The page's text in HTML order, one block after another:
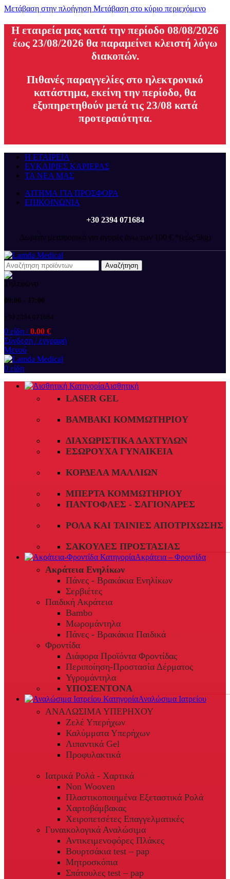
Μετάβαση στην πλοήγηση Μετάβαση στο κύριο περιεχόμενο
H εταιρεία μας κατά την περίοδο 08/08/2026
έως 23/08/2026 θα παραμείνει κλειστή λόγω
διακοπών.
Πιθανές παραγγελίες στο ηλεκτρονικό
κατάστημα, εκείνη την περίοδο, θα
εξυπηρετηθούν μετά τις 23/08 κατά
προτεραιότητα.
Η ΕΤΑΙΡΕΙΑ
ΕΥΚΑΙΡΙΕΣ ΚΑΡΙΕΡΑΣ
ΤΑ ΝΕΑ ΜΑΣ
ΑΙΤΗΜΑ ΓΙΑ ΠΡΟΣΦΟΡΑ
ΕΠΙΚΟΙΝΩΝΙΑ
+30 2394 071684
Δωρεάν μεταφορικά για αγορές άνω των 100 € *(εώς 5kg)
Αναζήτηση
09:00 - 17:00
+30 2394 071684
0 είδη / 0.00 €
Σύνδεση / εγγραφή
Μενού
0 είδη
Αισθητική
LASER GEL
ΒΑΜΒΆΚΙ ΚΟΜΜΩΤΗΡΊΟΥ
ΔΙΑΧΩΡΙΣΤΙΚΆ ΔΑΧΤΎΛΩΝ
ΕΣΏΡΟΥΧΑ ΓΥΝΑΙΚΕΊΑ
ΚΟΡΔΈΛΑ ΜΑΛΛΙΏΝ
ΜΠΈΡΤΑ ΚΟΜΜΩΤΗΡΊΟΥ
ΠΑΝΤΌΦΛΕΣ - ΣΑΓΙΟΝΆΡΕΣ
ΡΟΛΆ ΚΑΙ ΤΑΙΝΊΕΣ ΑΠΟΤΡΊΧΩΣΗΣ
ΣΑΚΟΎΛΕΣ ΠΡΟΣΤΑΣΊΑΣ
Ακράτεια – Φροντίδα
Ακράτεια Ενηλίκων
Πάνες - Βρακάκια Ενηλίκων
Σερβιέτες
Παιδική Ακράτεια
Bambo
Μωρομάντηλα
Πάνες - Βρακάκια Παιδικά
Φροντίδα
Διάφορα Προϊόντα Φροντίδας
Περιποίηση-Προστασία Δέρματος
Υγρομάντηλα
ΥΠΟΣΕΝΤΟΝΑ
Αναλώσιμα Ιατρείου
ΑΝΑΛΩΣΙΜΑ ΥΠΕΡΗΧΟΥ
Ζελέ Υπερήχων
Καλύμματα Υπερήχων
Λιπαντικά Gel
Προφυλακτικά
Ιατρικά Ρολά - Χαρτικά
Non Wooven
Πλαστικοποιημένα Εξεταστικά Ρολά
Χαρτοβάμβακας
Χειροπετσέτες Επαγγελματικές
Γυναικολογικά Αναλώσιμα
Αντικειμενοφόρες Πλάκες
Βουρτσάκια test – pap
Μητροσκόπια
Σπάτουλες test – pap